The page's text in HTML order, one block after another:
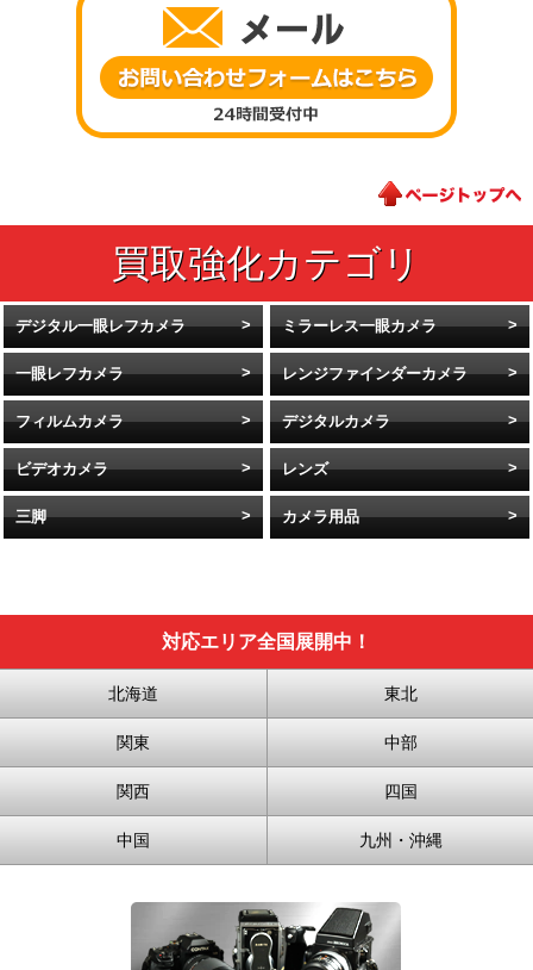
デジタル一眼レフカメラ ミラーレス一眼カメラ
一眼レフカメラ レンジファインダーカメラ
フィルムカメラ デジタルカメラ
ビデオカメラ レンズ
三脚 カメラ用品
対応エリア全国展開中！
北海道 東北
関東 中部
関西 四国
中国 九州・沖縄